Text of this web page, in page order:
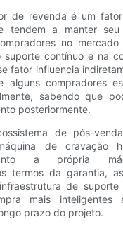
de revenda é um
tendem a manter
no mercado
suporte contínuo e na
fator influencia
alguns compradores
sabendo que
posteriormente.
de pós-
de cravação
a própria
termos da garantia,
de
mais inteligentes
prazo do projeto.